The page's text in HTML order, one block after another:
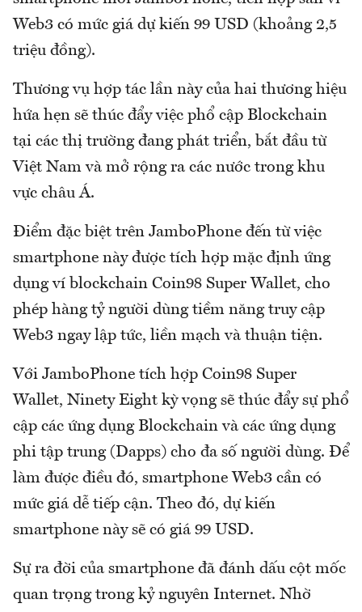
Web3 có mức giá dự kiến 99 USD (khoảng 2,5
triệu đồng).
Thương vụ hợp tác lần này của hai thương hiệu
hứa hẹn sẽ thúc đẩy việc phổ cập Blockchain
tại các thị trường đang phát triển, bắt đầu từ
Việt Nam và mở rộng ra các nước trong khu
vực châu Á.
Điểm đặc biệt trên JamboPhone đến từ việc
smartphone này được tích hợp mặc định ứng
dụng ví blockchain Coin98 Super Wallet, cho
phép hàng tỷ người dùng tiềm năng truy cập
Web3 ngay lập tức, liền mạch và thuận tiện.
Với JamboPhone tích hợp Coin98 Super
Wallet, Ninety Eight kỳ vọng sẽ thúc đẩy sự phổ
cập các ứng dụng Blockchain và các ứng dụng
phi tập trung (Dapps) cho đa số người dùng. Để
làm được điều đó, smartphone Web3 cần có
mức giá dễ tiếp cận. Theo đó, dự kiến
smartphone này sẽ có giá 99 USD.
Sự ra đời của smartphone đã đánh dấu cột mốc
quan trọng trong kỷ nguyên Internet. Nhờ